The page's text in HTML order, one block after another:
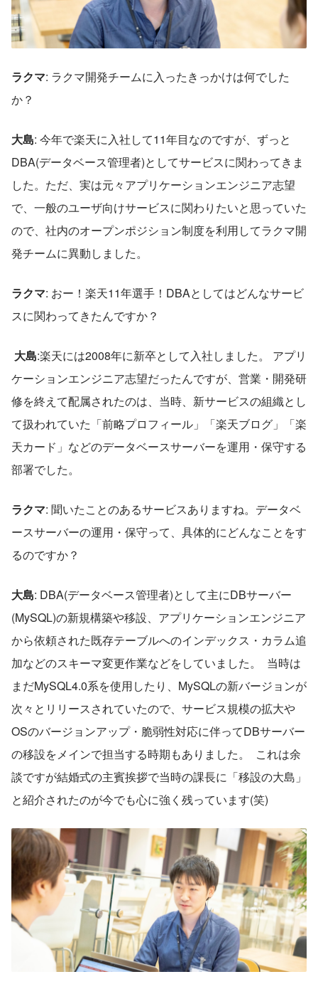
ラクマ: ラクマ開発チームに入ったきっかけは何でした
か？
大島: 今年で楽天に入社して11年目なのですが、ずっと
DBA(データベース管理者)としてサービスに関わってきま
した。ただ、実は元々アプリケーションエンジニア志望
で、一般のユーザ向けサービスに関わりたいと思っていた
ので、社内のオープンポジション制度を利用してラクマ開
発チームに異動しました。
ラクマ: おー！楽天11年選手！DBAとしてはどんなサービ
スに関わってきたんですか？
大島:楽天には2008年に新卒として入社しました。 アプリ
ケーションエンジニア志望だったんですが、営業・開発研
修を終えて配属されたのは、当時、新サービスの組織とし
て扱われていた「前略プロフィール」「楽天ブログ」「楽
天カード」などのデータベースサーバーを運用・保守する
部署でした。
ラクマ: 聞いたことのあるサービスありますね。データベ
ースサーバーの運用・保守って、具体的にどんなことをす
るのですか？
大島: DBA(データベース管理者)として主にDBサーバー
(MySQL)の新規構築や移設、アプリケーションエンジニア
から依頼された既存テーブルへのインデックス・カラム追
加などのスキーマ変更作業などをしていました。  当時は
まだMySQL4.0系を使用したり、MySQLの新バージョンが
次々とリリースされていたので、サービス規模の拡大や
OSのバージョンアップ・脆弱性対応に伴ってDBサーバー
の移設をメインで担当する時期もありました。  これは余
談ですが結婚式の主賓挨拶で当時の課長に「移設の大島」
と紹介されたのが今でも心に強く残っています(笑)